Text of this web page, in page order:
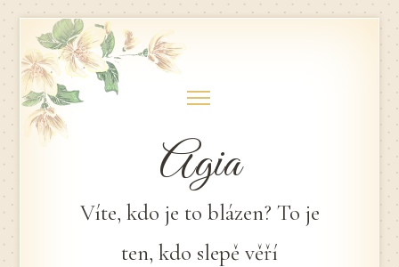
Skip
to
content
Agia
Víte, kdo je to blázen? To je
ten, kdo slepě věří